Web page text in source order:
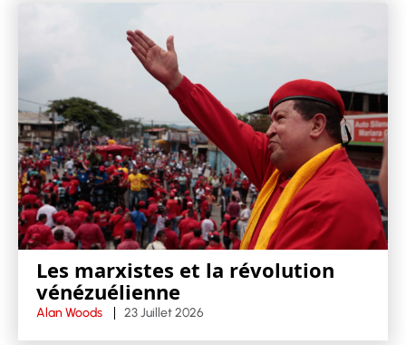
Les marxistes et la révolution
vénézuélienne
Alan Woods 23 Juillet 2026